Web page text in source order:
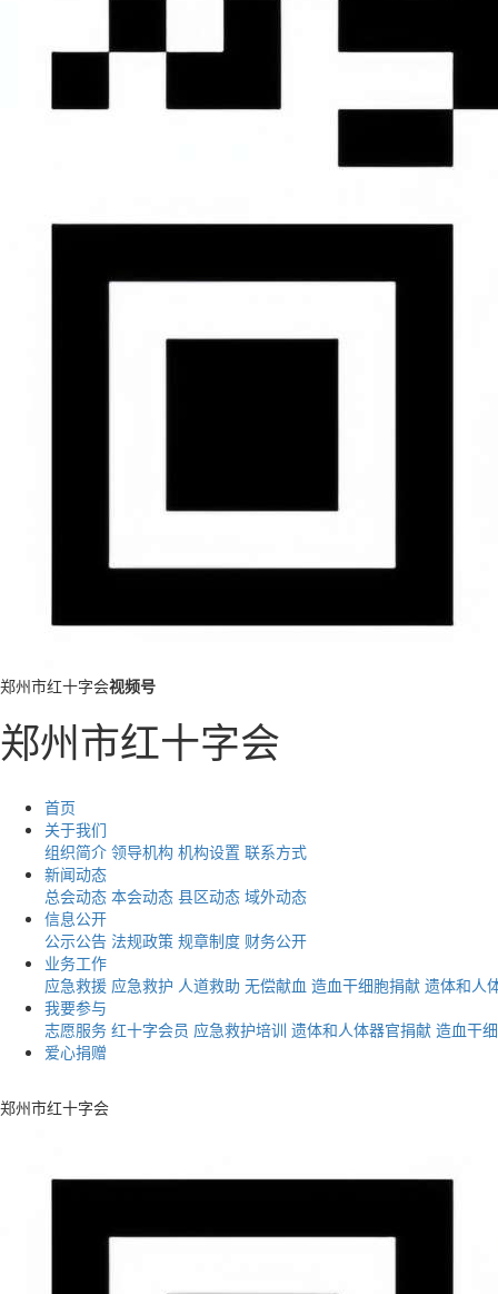
郑州市红十字会视频号
郑州市红十字会
首页
关于我们
组织简介 领导机构 机构设置 联系方式
新闻动态
总会动态 本会动态 县区动态 域外动态
信息公开
公示公告 法规政策 规章制度 财务公开
业务工作
应急救援 应急救护 人道救助 无偿献血 造血干细胞捐献 遗体和人
我要参与
志愿服务 红十字会员 应急救护培训 遗体和人体器官捐献 造血干
爱心捐赠
郑州市红十字会